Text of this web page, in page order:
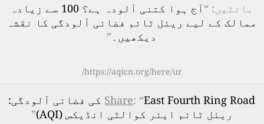
بانٹیں: “
آج ہوا کتنی آلودہ ہے؟ 100 سے زیادہ
ممالک کے لیے ریئل ٹائم فضائی آلودگی کا نقشہ
دیکھیں۔”
https://aqicn.org/here/ur/
Share : “
East Fourth Ring Road کی فضائی آلودگی:
ریئل ٹائم ایئر کوالٹی انڈیکس (AQI)
”